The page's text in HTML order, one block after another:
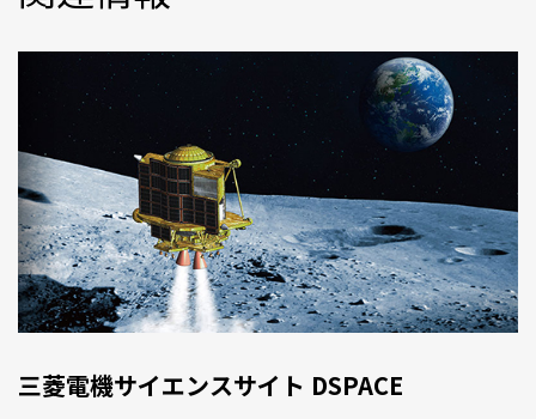
三菱電機サイエンスサイト DSPACE